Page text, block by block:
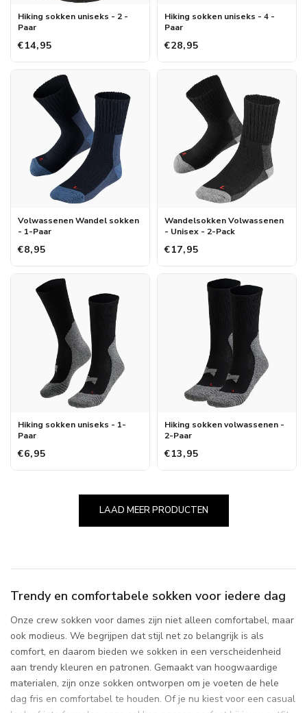
Hiking sokken uniseks - 2 -
Paar
€14,95
Hiking sokken uniseks - 4 -
Paar
€28,95
Volwassenen Wandel sokken
- 1-Paar
€8,95
Wandelsokken Volwassenen
- Unisex - 2-Pack
€17,95
Hiking sokken uniseks - 1-
Paar
€6,95
Hiking sokken volwassenen -
2-Paar
€13,95
LAAD MEER PRODUCTEN
Trendy en comfortabele sokken voor iedere dag
Onze crew sokken voor dames zijn niet alleen comfortabel, maar
ook modieus. We begrijpen dat stijl net zo belangrijk is als
comfort, en daarom bieden we sokken in een verscheidenheid
aan trendy kleuren en patronen. Gemaakt van hoogwaardige
materialen, zijn onze sokken ontworpen om je voeten de hele
dag fris en comfortabel te houden. Of je nu kiest voor een casual